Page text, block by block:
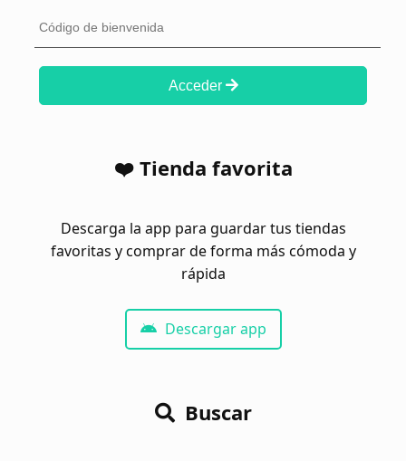
Acceder
❤️ Tienda favorita
Descarga la app para guardar tus tiendas
favoritas y comprar de forma más cómoda y
rápida
Descargar app
Buscar